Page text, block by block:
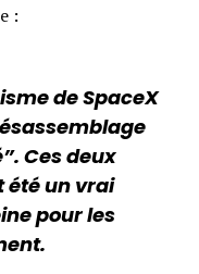
:
de SpaceX
Ces deux
été un vrai
pour les